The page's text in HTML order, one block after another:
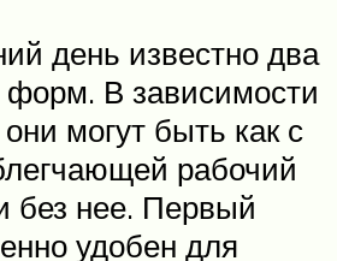
день известно два
форм. В зависимости
могут быть как с
рабочий
без нее. Первый
удобен для